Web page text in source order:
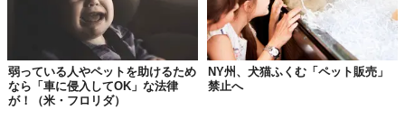
「言語」というコミュニケーションツールを持たない生き物と向
き合う時に必要なもののひとつは「想像力」である。が、まずは
「置き去りの状況を作らない」というのも大切なこと。
この法律によって助かる命が、ひとつでも多く、増えますよう
に。
弱っている人やペットを助けるため
なら「車に侵入してOK」な法律
が！（米・フロリダ）
NY州、犬猫ふくむ「ペット販売」
禁止へ